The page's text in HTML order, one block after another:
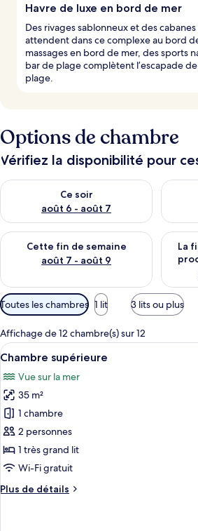
Havre de luxe en bord de mer
Des rivages sablonneux et des
attendent dans ce complexe au bord
massages en bord de mer, des sports
bar de plage complètent l’escapade de
plage.
Options de chambre
Vérifiez la disponibilité pour
Ce soir
août 6 - août 7
Vérifier la disponibilité pour ce soir
Cette fin de semaine
août 7 - août 9
Vérifier la disponibilité pour cette fin
La
Filtres
disponibles
pour
les
chambres
Toutes les chambres 1 lit 3 lits ou plus
Affichage de 12 chambre(s) sur 12
Afficher
toutes
les
photos
pour
ce
type
de
chambre :
Chambre
Une
5
Chambre supérieure
Vue sur la mer
35 m²
1 chambre
2 personnes
1 très grand lit
Wi-Fi gratuit
Plus de détails
Plus